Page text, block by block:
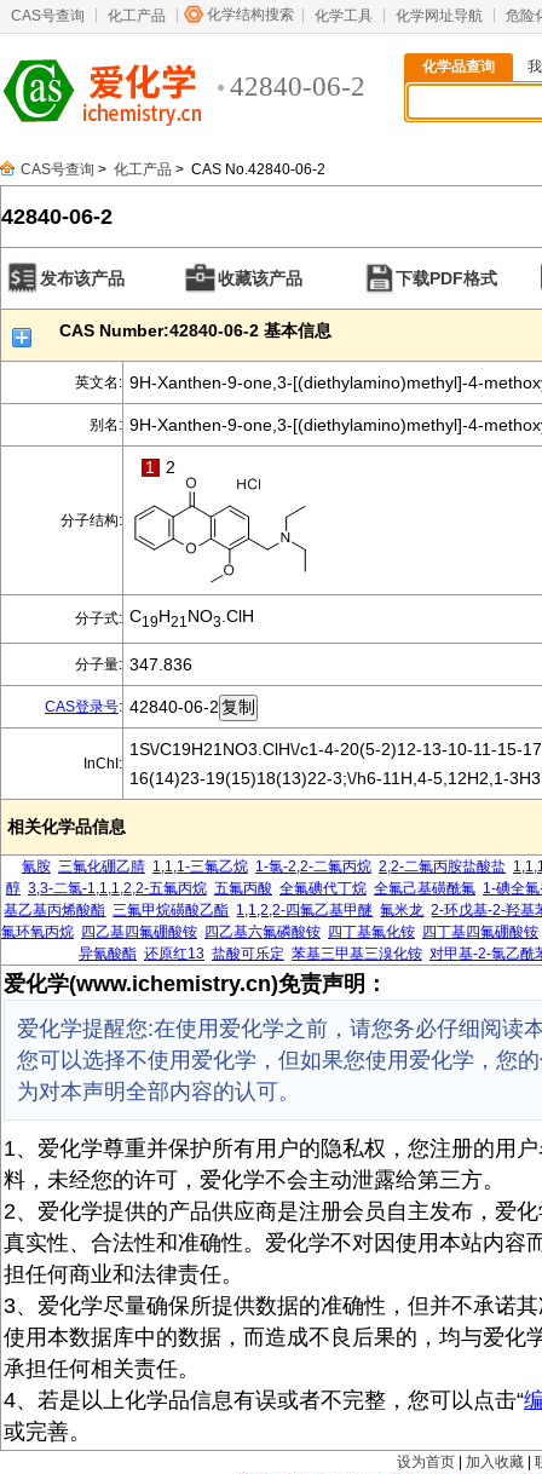
CAS号查询 化工产品 化学结构搜索 化学工具 化学网址导航 危险
42840-06-2
化学品查询
CAS号查询 > 化工产品 > CAS No.42840-06-2
42840-06-2
发布该产品 收藏该产品 下载PDF格式
CAS Number:42840-06-2 基本信息
英文名: 9H-Xanthen-9-one,3-[(diethylamino)methyl]-4-
别名: 9H-Xanthen-9-one,3-[(diethylamino)methyl]-4-
分子结构:
1 2
分子式: C19H21 NO3 .ClH
分子量: 347.836
CAS登录号: 42840-06-2
InChI:
1S\/C19H21NO3.ClH\/c1-4-20(5-2)12-13-10-11-15-
16(14)23-19(15)18(13)22-3;\/h6-11H,4-5,12H2,1-
相关化学品信息
氰胺 三氟化硼乙腈 1,1,1-三氟乙烷 1-氯-2,2-二氟丙烷 2,2-二氟丙胺盐酸盐
醇 3,3-二氯-1,1,1,2,2-五氟丙烷 五氟丙酸 全氟碘代丁烷 全氟己基磺酰氟 1-碘全
基乙基丙烯酸酯 三氟甲烷磺酸乙酯 1,1,2,2-四氟乙基甲醚 氟米龙 2-环戊基-2-羟基
氟环氧丙烷 四乙基四氟硼酸铵 四乙基六氟磷酸铵 四丁基氟化铵 四丁基四氟硼酸铵
异氰酸酯 还原红13 盐酸可乐定 苯基三甲基三溴化铵 对甲基-2-氯乙酰
爱化学(www.ichemistry.cn)免责声明：
爱化学提醒您:在使用爱化学之前，请您务必仔细阅读
您可以选择不使用爱化学，但如果您使用爱化学，您
为对本声明全部内容的认可。
1、爱化学尊重并保护所有用户的隐私权，您注册的用
料，未经您的许可，爱化学不会主动泄露给第三方。
2、爱化学提供的产品供应商是注册会员自主发布，爱
真实性、合法性和准确性。爱化学不对因使用本站内容
担任何商业和法律责任。
3、爱化学尽量确保所提供数据的准确性，但并不承诺
使用本数据库中的数据，而造成不良后果的，均与爱化
承担任何相关责任。
4、若是以上化学品信息有误或者不完整，您可以点击“
或完善。
设为首页 加入收藏